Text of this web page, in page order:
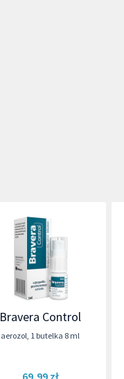
Bravera Control
aerozol 1 butelka 8 ml
69,99 zł